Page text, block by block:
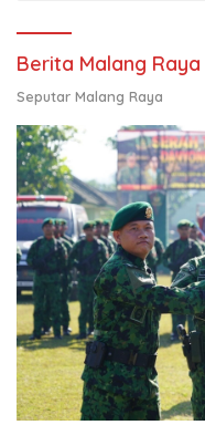
Berita Malang Raya
Seputar Malang Raya